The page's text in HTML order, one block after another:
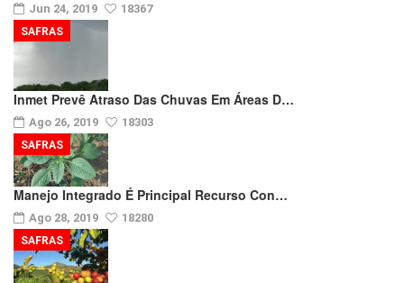
Jun 24, 2019 18367
Inmet Prevê Atraso Das Chuvas Em Áreas D…
Ago 26, 2019 18303
SAFRAS
Manejo Integrado É Principal Recurso Con…
Ago 28, 2019 18280
SAFRAS
SAFRAS